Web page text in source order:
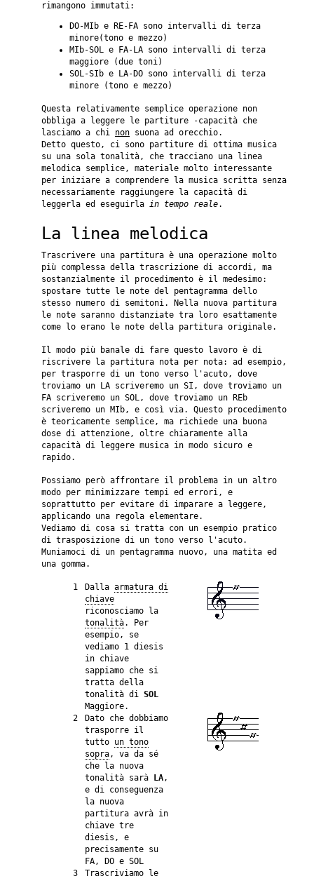
rimangono immutati:
DO-MIb e RE-FA sono intervalli di terza
minore(tono e mezzo)
MIb-SOL e FA-LA sono intervalli di terza
maggiore (due toni)
SOL-SIb e LA-DO sono intervalli di terza
minore (tono e mezzo)
Questa relativamente semplice operazione non
obbliga a leggere le partiture -capacità che
lasciamo a chi non suona ad orecchio.
Detto questo, ci sono partiture di ottima musica
su una sola tonalità, che tracciano una linea
melodica semplice, materiale molto interessante
per iniziare a comprendere la musica scritta senza
necessariamente raggiungere la capacità di
leggerla ed eseguirla in tempo reale.
La linea melodica
Trascrivere una partitura è una operazione molto
più complessa della trascrizione di accordi, ma
sostanzialmente il procedimento è il medesimo:
spostare tutte le note del pentagramma dello
stesso numero di semitoni. Nella nuova partitura
le note saranno distanziate tra loro esattamente
come lo erano le note della partitura originale.
Il modo più banale di fare questo lavoro è di
riscrivere la partitura nota per nota: ad esempio,
per trasporre di un tono verso l'acuto, dove
troviamo un LA scriveremo un SI, dove troviamo un
FA scriveremo un SOL, dove troviamo un REb
scriveremo un MIb, e così via. Questo procedimento
è teoricamente semplice, ma richiede una buona
dose di attenzione, oltre chiaramente alla
capacità di leggere musica in modo sicuro e
rapido.
Possiamo però affrontare il problema in un altro
modo per minimizzare tempi ed errori, e
soprattutto per evitare di imparare a leggere,
applicando una regola elementare.
Vediamo di cosa si tratta con un esempio pratico
di trasposizione di un tono verso l'acuto.
Muniamoci di un pentagramma nuovo, una matita ed
una gomma.
1 Dalla armatura di
chiave
riconosciamo la
tonalità. Per
esempio, se
vediamo 1 diesis
in chiave
sappiamo che si
tratta della
tonalità di SOL
Maggiore.
2
Dato che dobbiamo
trasporre il
tutto un tono
sopra, va da sé
che la nuova
tonalità sarà
LA,
e di conseguenza
la nuova
partitura avrà in
chiave tre
diesis, e
precisamente su
FA, DO e SOL
3
Trascriviamo le